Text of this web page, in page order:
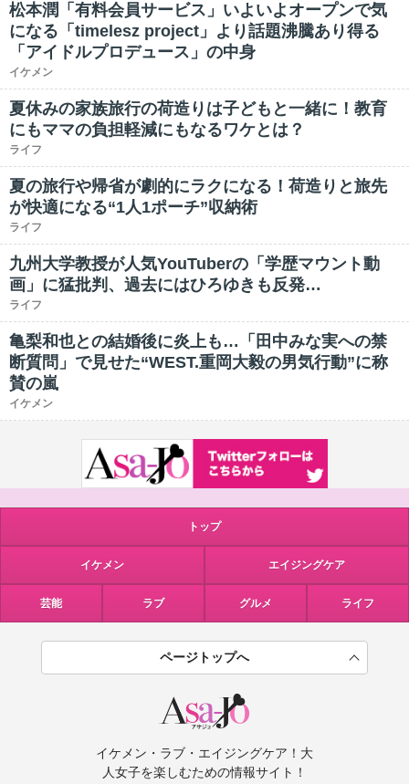
松本潤「有料会員サービス」いよいよオープンで気
になる「timelesz project」より話題沸騰あり得る
「アイドルプロデュース」の中身
イケメン
夏休みの家族旅行の荷造りは子どもと一緒に！教育
にもママの負担軽減にもなるワケとは？
ライフ
夏の旅行や帰省が劇的にラクになる！荷造りと旅先
が快適になる“1人1ポーチ”収納術
ライフ
九州大学教授が人気YouTuberの「学歴マウント動
画」に猛批判、過去にはひろゆきも反発…
ライフ
亀梨和也との結婚後に炎上も…「田中みな実への禁
断質問」で見せた“WEST.重岡大毅の男気行動”に称
賛の嵐
イケメン
トップ
イケメン エイジングケア
芸能 ラブ グルメ ライフ
ページトップへ
イケメン・ラブ・エイジングケア！大
人女子を楽しむための情報サイト！